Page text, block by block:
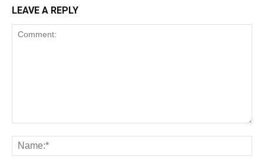
LEAVE A REPLY